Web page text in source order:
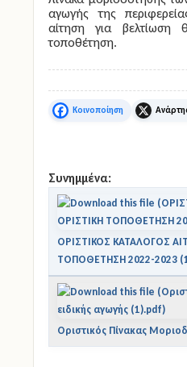
αγωγής της
αίτηση για βελτίωση
τοποθέτηση.
Facebook X
Συνημμένα:
ΟΡΙΣΤΙΚΟΣ ΚΑΤΑΛΟΓΟΣ
ΤΟΠΟΘΕΤΗΣΗ 2022-2023
Οριστικός Πίνακας